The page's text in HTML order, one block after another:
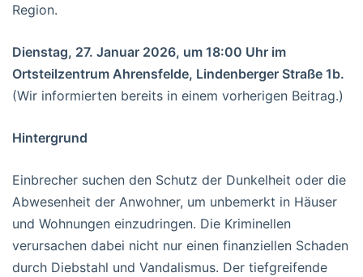
Region.
Dienstag, 27. Januar 2026, um 18:00 Uhr im
Ortsteilzentrum Ahrensfelde, Lindenberger Straße 1b.
(Wir informierten bereits in einem vorherigen Beitrag.)
Hintergrund
Einbrecher suchen den Schutz der Dunkelheit oder die
Abwesenheit der Anwohner, um unbemerkt in Häuser
und Wohnungen einzudringen. Die Kriminellen
verursachen dabei nicht nur einen finanziellen Schaden
durch Diebstahl und Vandalismus. Der tiefgreifende